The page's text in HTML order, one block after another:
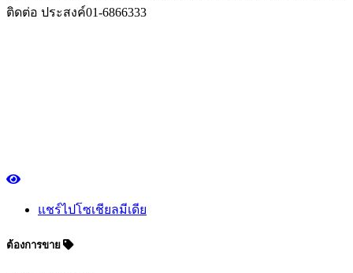
ติดต่อ ประสงค์01-6866333
แชร์ไปโซเชียลมีเดีย
ต้องการขาย